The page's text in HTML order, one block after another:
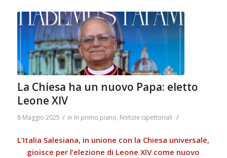
La Chiesa ha un nuovo Papa: eletto
Leone XIV
8 Maggio 2025 / in In primo piano, Notizie ispettoriali /
L’Italia Salesiana, in unione con la Chiesa universale,
gioisce per l’elezione di Leone XIV come nuovo